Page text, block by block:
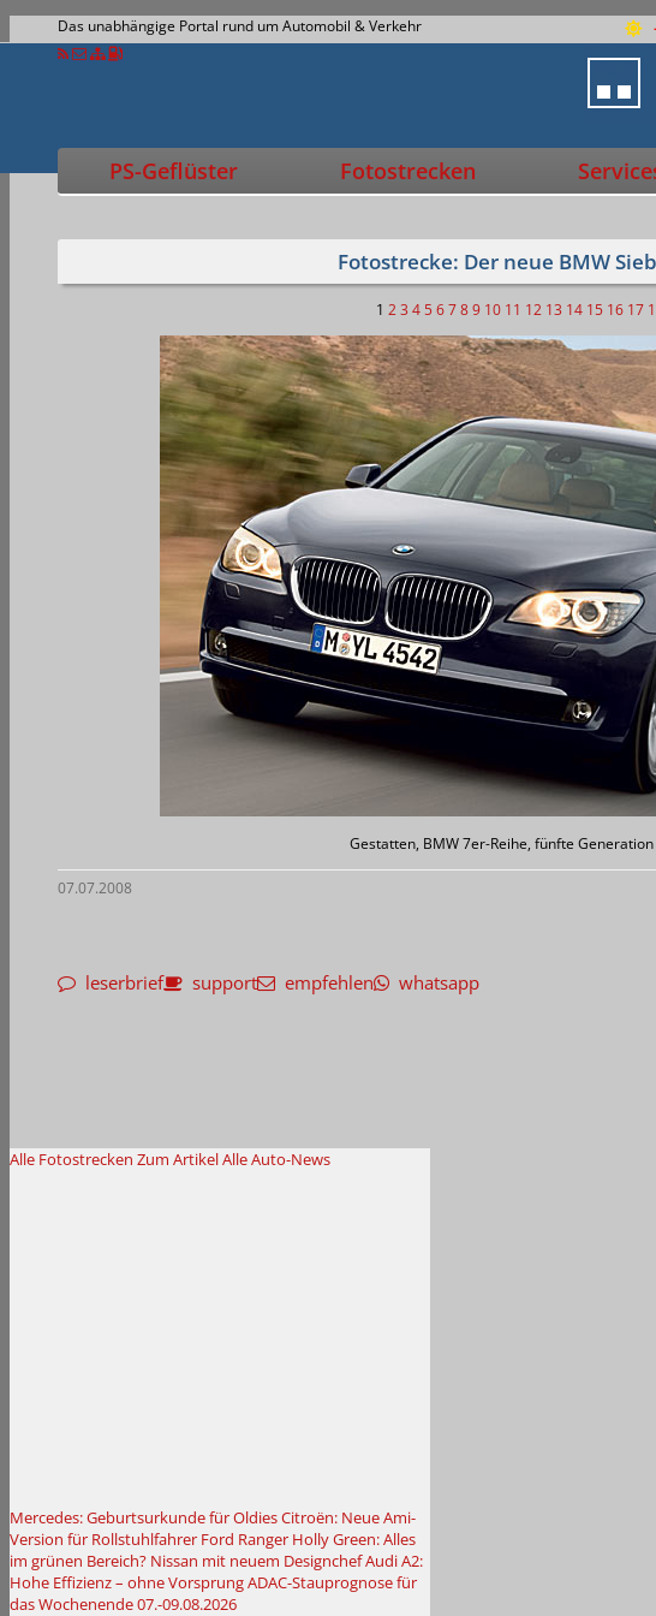
Das unabhängige Portal rund um Automobil & Verkehr
PS-Geflüster Fotostrecken
Fotostrecke: Der neue BMW
1 23 4 56789 10 11 12 13 14 15 16 17
Gestatten, BMW 7er-Reihe, fünfte
07.07.2008
leserbrief support empfehlen whatsapp
Alle Fotostrecken Zum ArtikelAlle Auto-News
Mercedes: Geburtsurkunde für OldiesCitroën: Neue Ami-
Version für Rollstuhlfahrer Ford Ranger Holly Green: Alles
im grünen Bereich? Nissan mit neuem DesignchefAudi A2:
Hohe Effizienz – ohne VorsprungADAC-Stauprognose für
das Wochenende 07.-09.08.2026